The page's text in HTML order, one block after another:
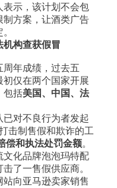
表示，该计划不会包
制方案，让酒类广告
机构查获假冒
周年成绩，过去五
仅在两个国家开展
包括美国、中国、法
对不良行为者发起
击制售假和欺诈的工
偿和执法处罚金额。
文化品牌泡泡玛特配
了一售假供应商。
向亚马逊卖家销售